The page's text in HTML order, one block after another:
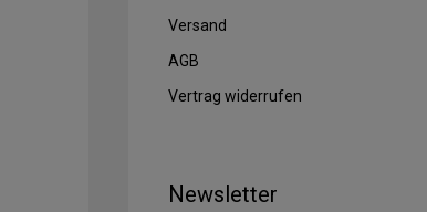
Versand
AGB
Vertrag widerrufen
Newsletter